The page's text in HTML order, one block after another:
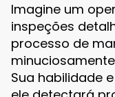
Imagine um
inspeções
processo de
Sua habilidade